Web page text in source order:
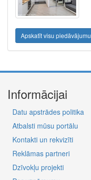
Apskatīt visu piedāvājumu
Informācijai
Datu apstrādes politika
Atbalsti mūsu portālu
Kontakti un rekvizīti
Reklāmas partneri
Dzīvokļu projekti